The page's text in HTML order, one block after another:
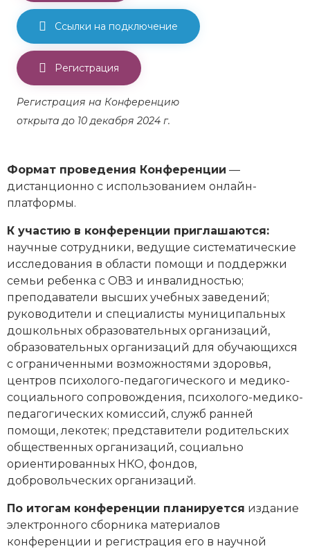
Ссылки на подключение
Регистрация
Регистрация на Конференцию
открыта до 10 декабря 2024 г.
Формат проведения Конференции —
дистанционно с использованием онлайн-
платформы.
К участию в конференции приглашаются:
научные сотрудники, ведущие систематические
исследования в области помощи и поддержки
семьи ребенка с ОВЗ и инвалидностью;
преподаватели высших учебных заведений;
руководители и специалисты муниципальных
дошкольных образовательных организаций,
образовательных организаций для обучающихся
с ограниченными возможностями здоровья,
центров психолого-педагогического и медико-
социального сопровождения, психолого-медико-
педагогических комиссий, служб ранней
помощи, лекотек; представители родительских
общественных организаций, социально
ориентированных НКО, фондов,
добровольческих организаций.
По итогам конференции планируется издание
электронного сборника материалов
конференции и регистрация его в научной